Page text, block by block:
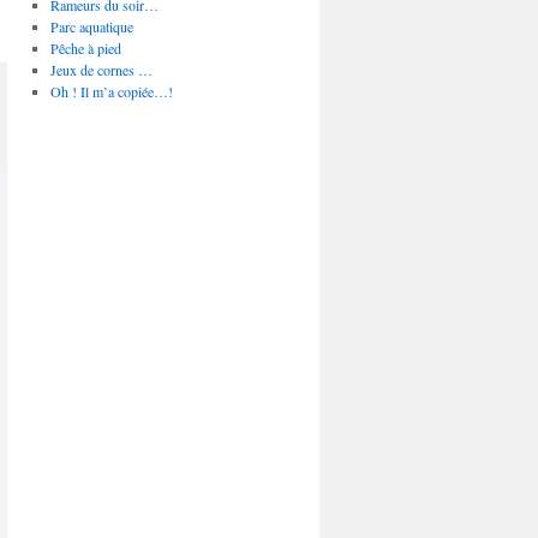
Rameurs du soir…
Parc aquatique
Pêche à pied
Jeux de cornes …
Oh ! Il m’a copiée…!